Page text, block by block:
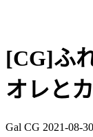
[CG]ふ
オレと
Gal CG 2021-08-